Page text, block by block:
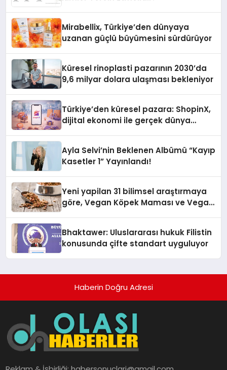
Mirabellix, Türkiye’den dünyaya
uzanan güçlü büyümesini sürdürüyor
Küresel rinoplasti pazarının 2030’da
9,6 milyar dolara ulaşması bekleniyor
Türkiye’den küresel pazara: ShopinX,
dijital ekonomi ile gerçek dünya
Ayla Selvi’nin Beklenen Albümü “Kayıp
Kasetler 1” Yayınlandı!
Yeni yapilan 31 bilimsel araştırmaya
göre, Vegan Köpek Maması ve Vegan
Bhaktawer: Uluslararası hukuk Filistin
konusunda çifte standart uyguluyor
Haberin Doğru Adresi